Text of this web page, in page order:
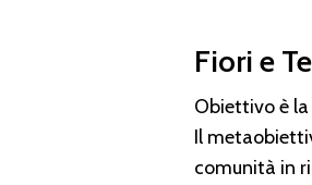
Fiori e
Obiettivo è
Il
comunità in